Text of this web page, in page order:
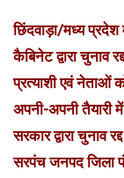
छिंदवाड़ा/मध्य
कैबिनेट द्वारा
प्रत्याशी एवं नेताओं
अपनी-अपनी
सरकार द्वारा चुनाव
सरपंच जनपद जिला